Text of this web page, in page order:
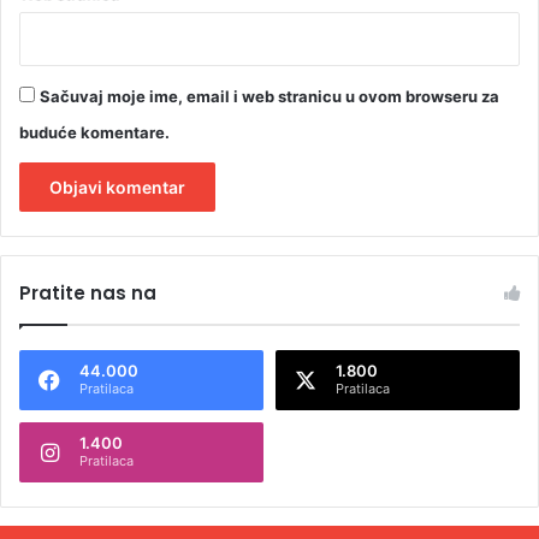
Sačuvaj moje ime, email i web stranicu u ovom browseru za
buduće komentare.
t
n
t
Pratite nas na
44.000
Pratilaca
1.800
Pratilaca
1.400
Pratilaca